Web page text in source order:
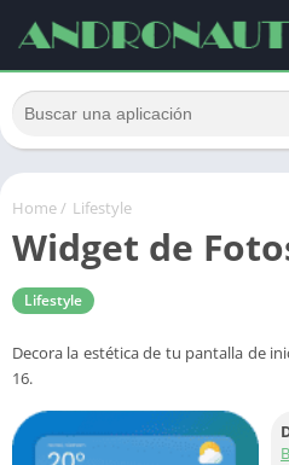
Home/ Lifestyle
Widget de
Lifestyle
Decora la estética de tu pantalla de
16.